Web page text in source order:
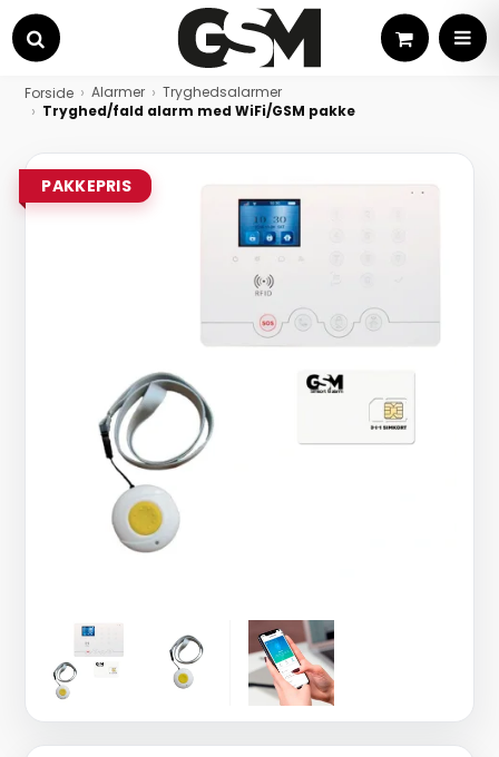
Søg
Kurv
Forside Alarmer
Tryghedsalarmer
Tryghed/fald alarm med WiFi/GSM pakke
PAKKEPRIS